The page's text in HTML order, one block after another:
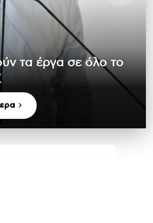
τα έργα σε όλο το